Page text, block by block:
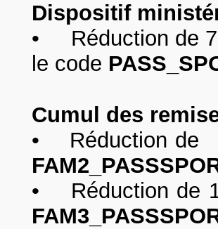
Dispositif
• Réduction de
le code
Cumul des
• Réduction de
• Réduction de